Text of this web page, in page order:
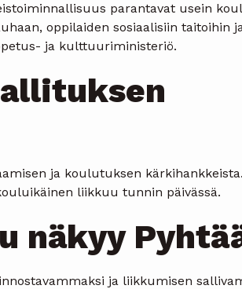
parantavat usein
oppilaiden sosiaalisiin taitoihin
ja kulttuuriministeriö.
ja koulutuksen kärkihankkeista.
liikkuu tunnin päivässä.
näkyy
ja liikkumisen